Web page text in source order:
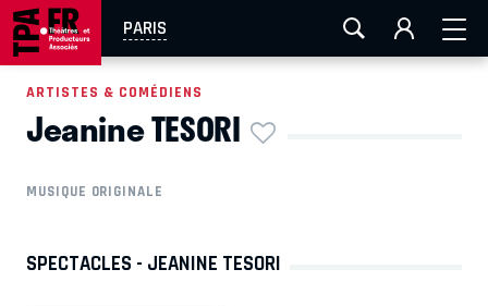
PARIS
AIX-MARSEILLE LA ROCHELLE
EN TOURNÉE
ARTISTES & COMÉDIENS
Jeanine TESORI
MUSIQUE ORIGINALE
SPECTACLES - JEANINE TESORI